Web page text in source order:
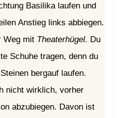
Basilika laufen und
Anstieg links abbiegen.
Weg mit Theaterhügel. Du
Schuhe tragen, denn du
bergauf laufen.
nicht wirklich, vorher
abzubiegen. Davon ist